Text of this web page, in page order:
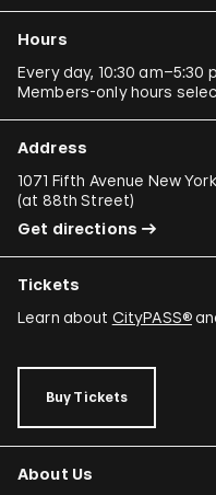
Hours
Every day, 10:30 am–5:30
Members-only hours
Address
1071 Fifth Avenue New
(at 88th Street)
Get directions
Tickets
Learn about CityPASS®
Buy Tickets
About Us